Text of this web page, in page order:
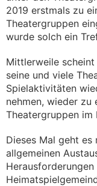
2019 erstmals zu
Theatergruppen
wurde solch ein
Mittlerweile
seine und viele
Spielaktivitäten
nehmen, wieder zu
Theatergruppen im
Dieses Mal geht es
allgemeinen